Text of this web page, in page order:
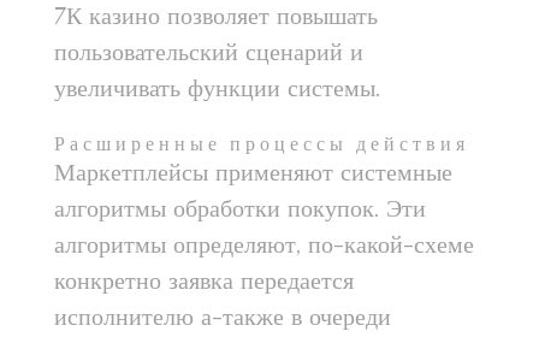
7К казино позволяет повышать
пользовательский сценарий и
увеличивать функции системы.
Расширенные процессы действия
Маркетплейсы применяют системные
алгоритмы обработки покупок. Эти
алгоритмы определяют, по-какой-схеме
конкретно заявка передается
исполнителю а-также в очереди